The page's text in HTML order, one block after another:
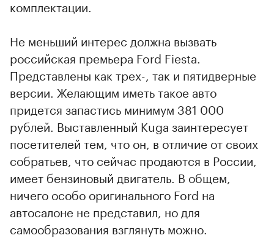
комплектации.
Не меньший интерес должна вызвать
российская премьера Ford Fiesta.
Представлены как трех-, так и пятидверные
версии. Желающим иметь такое авто
придется запастись минимум 381 000
рублей. Выставленный Kuga заинтересует
посетителей тем, что он, в отличие от своих
собратьев, что сейчас продаются в России,
имеет бензиновый двигатель. В общем,
ничего особо оригинального Ford на
автосалоне не представил, но для
самообразования взглянуть можно.